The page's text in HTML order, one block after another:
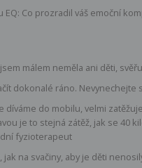
EQ: Co prozradil váš emoční
málem neměla ani děti,
dokonalé ráno. Nevynechejte
díváme do mobilu, velmi
je to stejná zátěž, jak se 40
fyzioterapeut
jak na svačiny, aby je děti